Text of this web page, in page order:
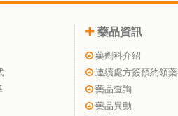
藥品資訊
藥劑科介紹
連續處方簽預約領藥
藥品查詢
藥品異動